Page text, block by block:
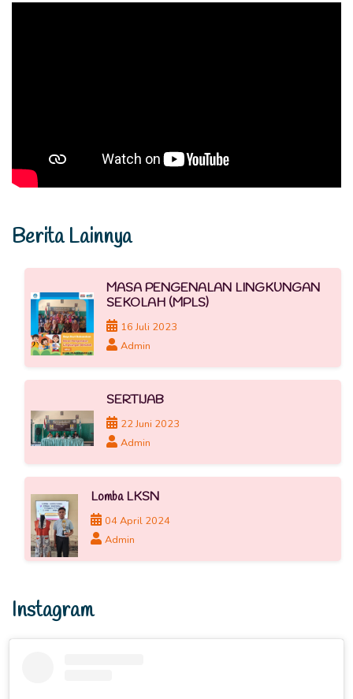
Berita Lainnya
MASA PENGENALAN LINGKUNGAN
SEKOLAH (MPLS)
16 Juli 2023
Admin
SERTIJAB
22 Juni 2023
Admin
Lomba LKSN
04 April 2024
Admin
Instagram